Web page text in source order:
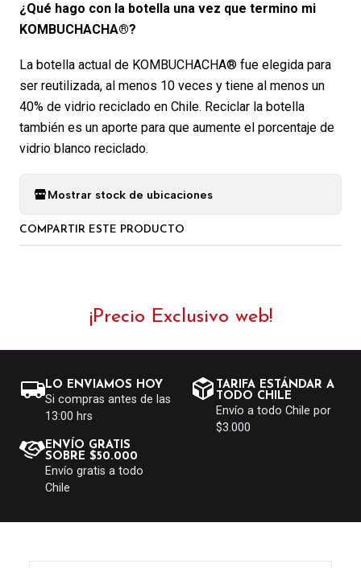
¿Qué hago con la botella una vez que termino mi
KOMBUCHACHA®?
La botella actual de KOMBUCHACHA® fue elegida para
ser reutilizada, al menos 10 veces y tiene al menos un
40% de vidrio reciclado en Chile. Reciclar la botella
también es un aporte para que aumente el porcentaje de
vidrio blanco reciclado.
Mostrar stock de ubicaciones
COMPARTIR ESTE PRODUCTO
¡Precio Exclusivo web!
LO ENVIAMOS HOY
Si compras antes de las
13:00 hrs
TARIFA ESTÁNDAR A
TODO CHILE
Envío a todo Chile por
$3.000
ENVÍO GRATIS
SOBRE $50.000
Envío gratis a todo
Chile